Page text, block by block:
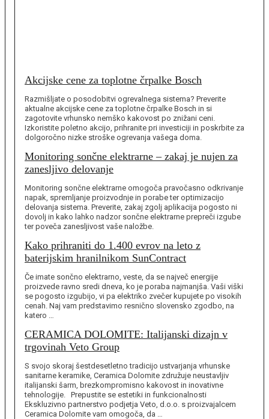
Akcijske cene za toplotne črpalke Bosch
Razmišljate o posodobitvi ogrevalnega sistema? Preverite
aktualne akcijske cene za toplotne črpalke Bosch in si
zagotovite vrhunsko nemško kakovost po znižani ceni.
Izkoristite poletno akcijo, prihranite pri investiciji in poskrbite za
dolgoročno nizke stroške ogrevanja vašega doma.
Monitoring sončne elektrarne – zakaj je nujen za
zanesljivo delovanje
Monitoring sončne elektrarne omogoča pravočasno odkrivanje
napak, spremljanje proizvodnje in porabe ter optimizacijo
delovanja sistema. Preverite, zakaj zgolj aplikacija pogosto ni
dovolj in kako lahko nadzor sončne elektrarne prepreči izgube
ter poveča zanesljivost vaše naložbe.
Kako prihraniti do 1.400 evrov na leto z
baterijskim hranilnikom SunContract
Če imate sončno elektrarno, veste, da se največ energije
proizvede ravno sredi dneva, ko je poraba najmanjša. Vaši viški
se pogosto izgubijo, vi pa elektriko zvečer kupujete po visokih
cenah. Naj vam predstavimo resnično slovensko zgodbo, na
katero …
CERAMICA DOLOMITE: Italijanski dizajn v
trgovinah Veto Group
S svojo skoraj šestdesetletno tradicijo ustvarjanja vrhunske
sanitarne keramike, Ceramica Dolomite združuje neustavljiv
italijanski šarm, brezkompromisno kakovost in inovativne
tehnologije. Prepustite se estetiki in funkcionalnosti
Ekskluzivno partnerstvo podjetja Veto, d.o.o. s proizvajalcem
Ceramica Dolomite vam omogoča, da …